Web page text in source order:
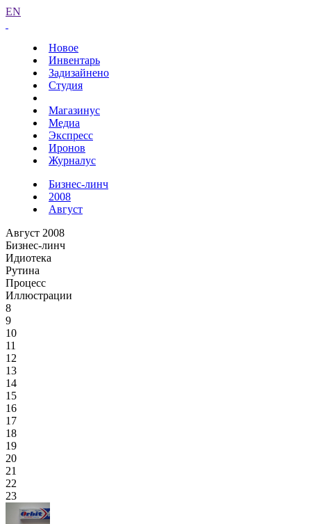
EN
Новое
Инвентарь
Задизайнено
Студия
Магазинус
Медиа
Экспресс
Иронов
Журналус
Бизнес-линч
2008
Август
Август 2008
Бизнес-линч
Идиотека
Рутина
Процесс
Иллюстрации
8
9
10
11
12
13
14
15
16
17
18
19
20
21
22
23